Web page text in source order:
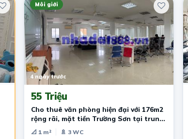
Môi giới
4 ngày trước
55 Triệu
Cho thuê văn phòng hiện đại với 176m2
rộng rãi, mặt tiền Trường Sơn tại trung
tâm Tân Bình
📐 1 m²
🚿 3 WC